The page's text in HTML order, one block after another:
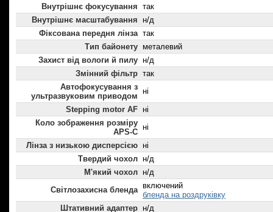
Внутрішнє фокусування так
Внутрішнє масштабування
н/д
Фіксована передня лінза так
Тип байонету металевий
Захист від вологи й пилу н/д
Змінний фільтр так
Автофокусування з
ультразвуковим приводом
ні
Stepping motor AF ні
Коло зображення розміру
APS-C
ні
Лінза з низькою дисперсією ні
Твердий чохол н/д
М'який чохол н/д
Світлозахисна бленда включений
бленда на роздруківку
Штативний адаптер н/д